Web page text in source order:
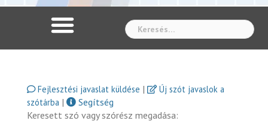
Fejlesztési javaslat küldése |
Új szót javaslok a
szótárba |
Segítség
Keresett szó vagy szórész megadása: